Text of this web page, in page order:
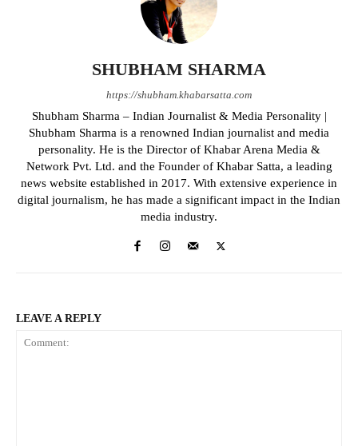
SHUBHAM SHARMA
https://shubham.khabarsatta.com
Shubham Sharma – Indian Journalist & Media Personality |
Shubham Sharma is a renowned Indian journalist and media
personality. He is the Director of Khabar Arena Media &
Network Pvt. Ltd. and the Founder of Khabar Satta, a leading
news website established in 2017. With extensive experience in
digital journalism, he has made a significant impact in the Indian
media industry.
LEAVE A REPLY